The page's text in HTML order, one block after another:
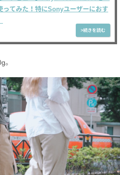
ってみた！特にSonyユーザーにおす